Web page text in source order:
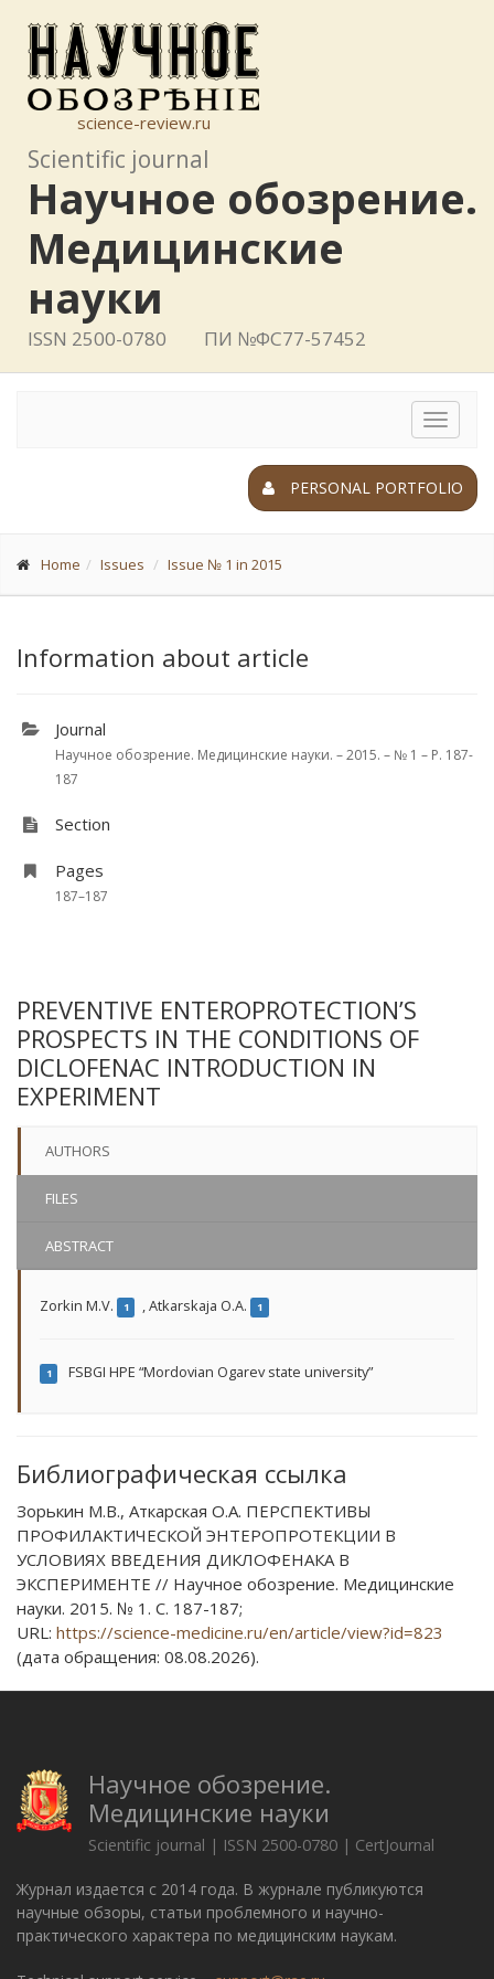
science-review.ru
Scientific journal
Научное обозрение.
Медицинские
науки
ISSN 2500-0780 ПИ №ФС77-57452
Toggle
PERSONAL PORTFOLIO
Home Issues Issue № 1 in 2015
Information about article
Journal
Научное обозрение. Медицинские науки. – 2015. – № 1 – P. 187-
187
Section
Pages
187–187
PREVENTIVE ENTEROPROTEСTION’S
PROSPECTS IN THE CONDITIONS OF
DICLOFENAC INTRODUCTION IN
EXPERIMENT
AUTHORS
FILES
ABSTRACT
Zorkin M.V. 1 ,Atkarskaja O.A. 1
1 FSBGI HPE “Mordovian Ogarev state university”
Библиографическая ссылка
Зорькин М.В., Аткарская О.А. ПЕРСПЕКТИВЫ
ПРОФИЛАКТИЧЕСКОЙ ЭНТЕРОПРОТЕКЦИИ В
УСЛОВИЯХ ВВЕДЕНИЯ ДИКЛОФЕНАКА В
ЭКСПЕРИМЕНТЕ // Научное обозрение. Медицинские
науки. 2015. № 1. С. 187-187;
URL: https://science-medicine.ru/en/article/view?id=823
(дата обращения: 08.08.2026).
Научное обозрение.
Медицинские науки
Scientific journal | ISSN 2500-0780 | CertJournal
Журнал издается с 2014 года. В журнале публикуются
научные обзоры, статьи проблемного и научно-
практического характера по медицинским наукам.